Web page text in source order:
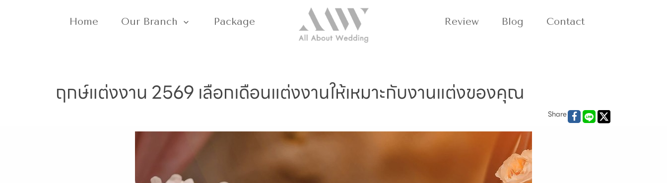
Home Our Branch Package Review Blog Contact
ฤกษ์แต่งงาน 2569 เลือกเดือนแต่งงานให้เหมาะกับงานแต่งของคุณ
Share